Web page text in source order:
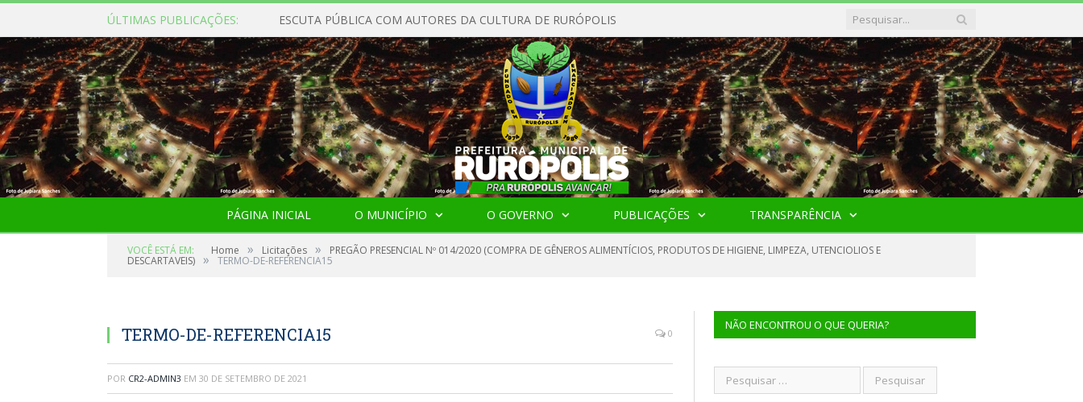
ÚLTIMAS PUBLICAÇÕES: ESCUTA PÚBLICA COM AUTORES DA CULTURA DE RURÓPOLIS
PÁGINA INICIAL O MUNICÍPIO O GOVERNO PUBLICAÇÕES TRANSPARÊNCIA
VOCÊ ESTÁ EM: Home » Licitações » PREGÃO PRESENCIAL Nº 014/2020 (COMPRA DE GÊNEROS ALIMENTÍCIOS, PRODUTOS DE HIGIENE, LIMPEZA, UTENCIOLIOS E
DESCARTAVEIS) » TERMO-DE-REFERENCIA15
TERMO-DE-REFERENCIA15 0
POR CR2-ADMIN3 EM 30 DE SETEMBRO DE 2021
NÃO ENCONTROU O QUE QUERIA?